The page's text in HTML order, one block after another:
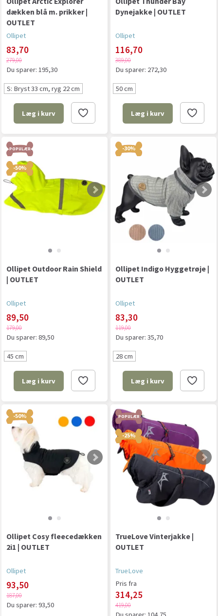
dækken blå m. prikker |
OUTLET
Ollipet
83,70
279,00
Du sparer: 195,30
S: Bryst 33 cm, ryg 22 cm
Læg i kurv
Dynejakke | OUTLET
Ollipet
116,70
389,00
Du sparer: 272,30
50 cm
Læg i kurv
POPULÆR
-50%
Ollipet Outdoor Rain Shield
| OUTLET
Ollipet
89,50
179,00
Du sparer: 89,50
45 cm
Læg i kurv
-30%
Ollipet Indigo Hyggetrøje |
OUTLET
Ollipet
83,30
119,00
Du sparer: 35,70
28 cm
Læg i kurv
-50%
Ollipet Cosy fleecedækken
2i1 | OUTLET
Ollipet
93,50
187,00
Du sparer: 93,50
POPULÆR
-25%
TrueLove Vinterjakke |
OUTLET
TrueLove
Pris fra
314,25
419,00